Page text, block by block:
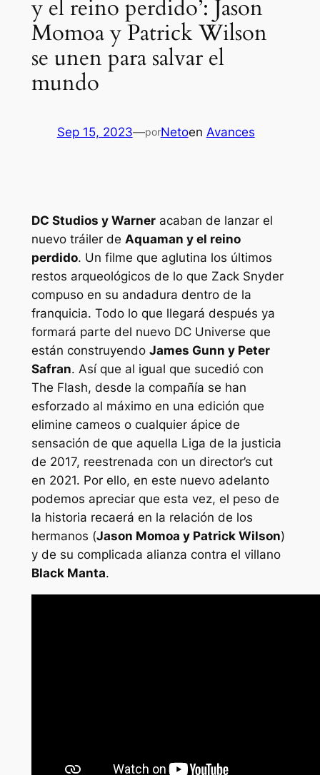
y el reino perdido’: Jason
Momoa y Patrick Wilson
se unen para salvar el
mundo
Sep 15, 2023—porNetoen Avances
DC Studios y Warneracaban de lanzar el
nuevo tráiler de Aquaman y el reino
perdido. Un filme que aglutina los últimos
restos arqueológicos de lo que Zack Snyder
compuso en su andadura dentro de la
franquicia. Todo lo que llegará después ya
formará parte del nuevo DC Universe que
están construyendo James Gunn y Peter
Safran. Así que al igual que sucedió con
The Flash, desde la compañía se han
esforzado al máximo en una edición que
elimine cameos o cualquier ápice de
sensación de que aquella Liga de la justicia
de 2017, reestrenada con un director’s cut
en 2021. Por ello, en este nuevo adelanto
podemos apreciar que esta vez, el peso de
la historia recaerá en la relación de los
hermanos (Jason Momoa y Patrick Wilson)
y de su complicada alianza contra el villano
Black Manta.